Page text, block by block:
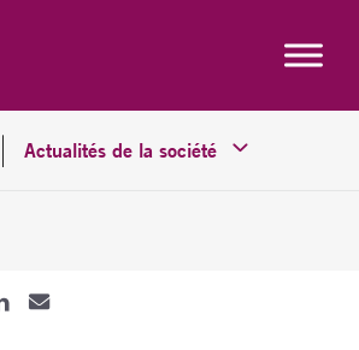
Actualités de la société